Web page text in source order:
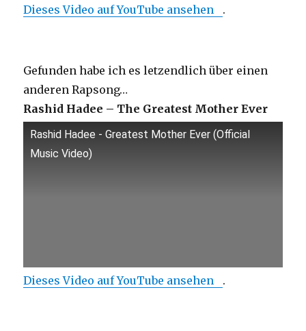
Dieses Video auf YouTube ansehen .
Gefunden habe ich es letzendlich über einen
anderen Rapsong…
Rashid Hadee – The Greatest Mother Ever
Rashid Hadee - Greatest Mother Ever (Official
Music Video)
Dieses Video auf YouTube ansehen .